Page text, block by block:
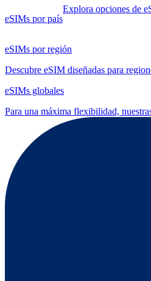
eSIMs por país
Explora opciones de
eSIMs por región
Descubre eSIM diseñadas para
eSIMs globales
Para una máxima flexibilidad,